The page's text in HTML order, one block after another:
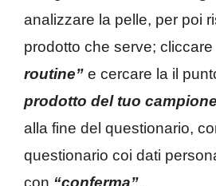
analizzare la pelle, per poi
prodotto che serve; cliccare
routine” e cercare la il
prodotto del tuo
alla fine del questionario,
questionario coi dati
con “conferma”.